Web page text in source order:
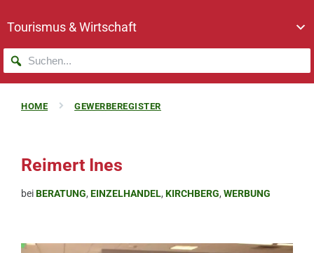
Tourismus & Wirtschaft
HOME GEWERBEREGISTER
Reimert Ines
beiBERATUNG, EINZELHANDEL, KIRCHBERG, WERBUNG